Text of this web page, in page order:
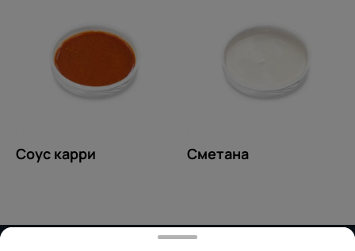
Соус карри Сметана